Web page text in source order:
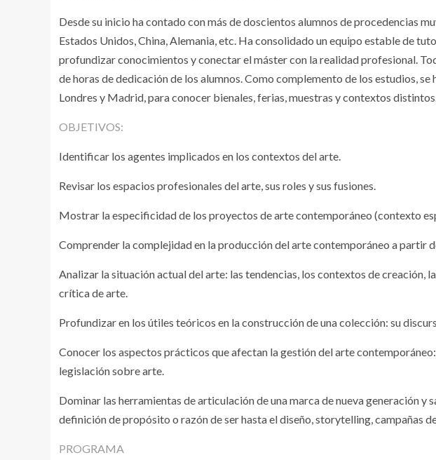
Desde su inicio ha contado con más de doscientos alumnos de procedencias
Estados Unidos, China, Alemania, etc. Ha consolidado un equipo estable de
profundizar conocimientos y conectar el máster con la realidad profesional.
de horas de dedicación de los alumnos. Como complemento de los estudios,
Londres y Madrid, para conocer bienales, ferias, muestras y contextos
OBJETIVOS:
Identificar los agentes implicados en los contextos del arte.
Revisar los espacios profesionales del arte, sus roles y sus fusiones.
Mostrar la especificidad de los proyectos de arte contemporáneo (contexto
Comprender la complejidad en la producción del arte contemporáneo a partir
Analizar la situación actual del arte: las tendencias, los contextos de creación,
crítica de arte.
Profundizar en los útiles teóricos en la construcción de una colección: su
Conocer los aspectos prácticos que afectan la gestión del arte
legislación sobre arte.
Dominar las herramientas de articulación de una marca de nueva generación
definición de propósito o razón de ser hasta el diseño, storytelling, campañas
PROGRAMA